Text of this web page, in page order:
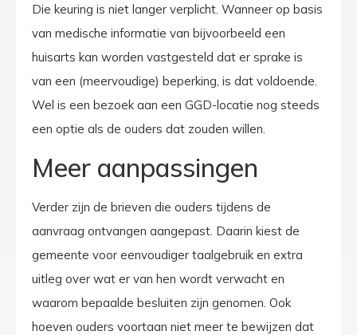
Die keuring is niet langer verplicht. Wanneer op basis
van medische informatie van bijvoorbeeld een
huisarts kan worden vastgesteld dat er sprake is
van een (meervoudige) beperking, is dat voldoende.
Wel is een bezoek aan een GGD-locatie nog steeds
een optie als de ouders dat zouden willen.
Meer aanpassingen
Verder zijn de brieven die ouders tijdens de
aanvraag ontvangen aangepast. Daarin kiest de
gemeente voor eenvoudiger taalgebruik en extra
uitleg over wat er van hen wordt verwacht en
waarom bepaalde besluiten zijn genomen. Ook
hoeven ouders voortaan niet meer te bewijzen dat